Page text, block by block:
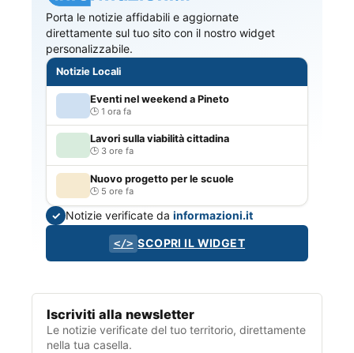
Porta le notizie affidabili e aggiornate
direttamente sul tuo sito con il nostro widget
personalizzabile.
Notizie Locali
Eventi nel weekend a Pineto
1 ora fa
Lavori sulla viabilità cittadina
3 ore fa
Nuovo progetto per le scuole
5 ore fa
✓ Notizie verificate dainformazioni.it
</> SCOPRI IL WIDGET
Iscriviti alla newsletter
Le notizie verificate del tuo territorio, direttamente
nella tua casella.